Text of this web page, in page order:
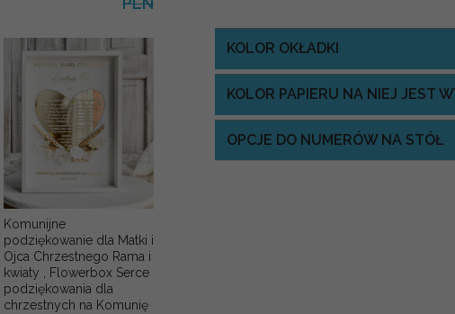
Komunijne
podziękowanie dla Matki i
Ojca Chrzestnego Rama i
kwiaty , Flowerbox Serce
podziękowania dla
chrzestnych na Komunię
KOLOR OKŁADKI
KOLOR PAPIERU NA NIEJ JEST
OPCJE DO NUMERÓW NA STÓŁ